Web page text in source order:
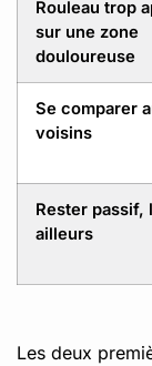
Rouleau trop
sur une zone
douloureuse
Se comparer
voisins
Rester passif,
ailleurs
Les deux